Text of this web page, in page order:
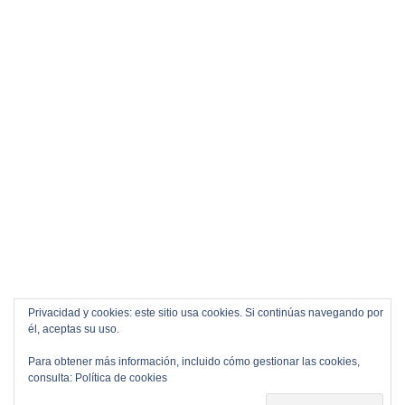
Privacidad y cookies: este sitio usa cookies. Si continúas navegando por
él, aceptas su uso.
Para obtener más información, incluido cómo gestionar las cookies,
consulta: Política de cookies